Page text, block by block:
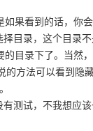
果看到的话，你
目录，这个目录
目录下了。当然
方法可以看到隐
测试，不我想应该